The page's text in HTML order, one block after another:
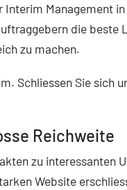
Management
die beste
zu machen.
Schliessen Sie sich
Reichweite
zu interessanten
Website